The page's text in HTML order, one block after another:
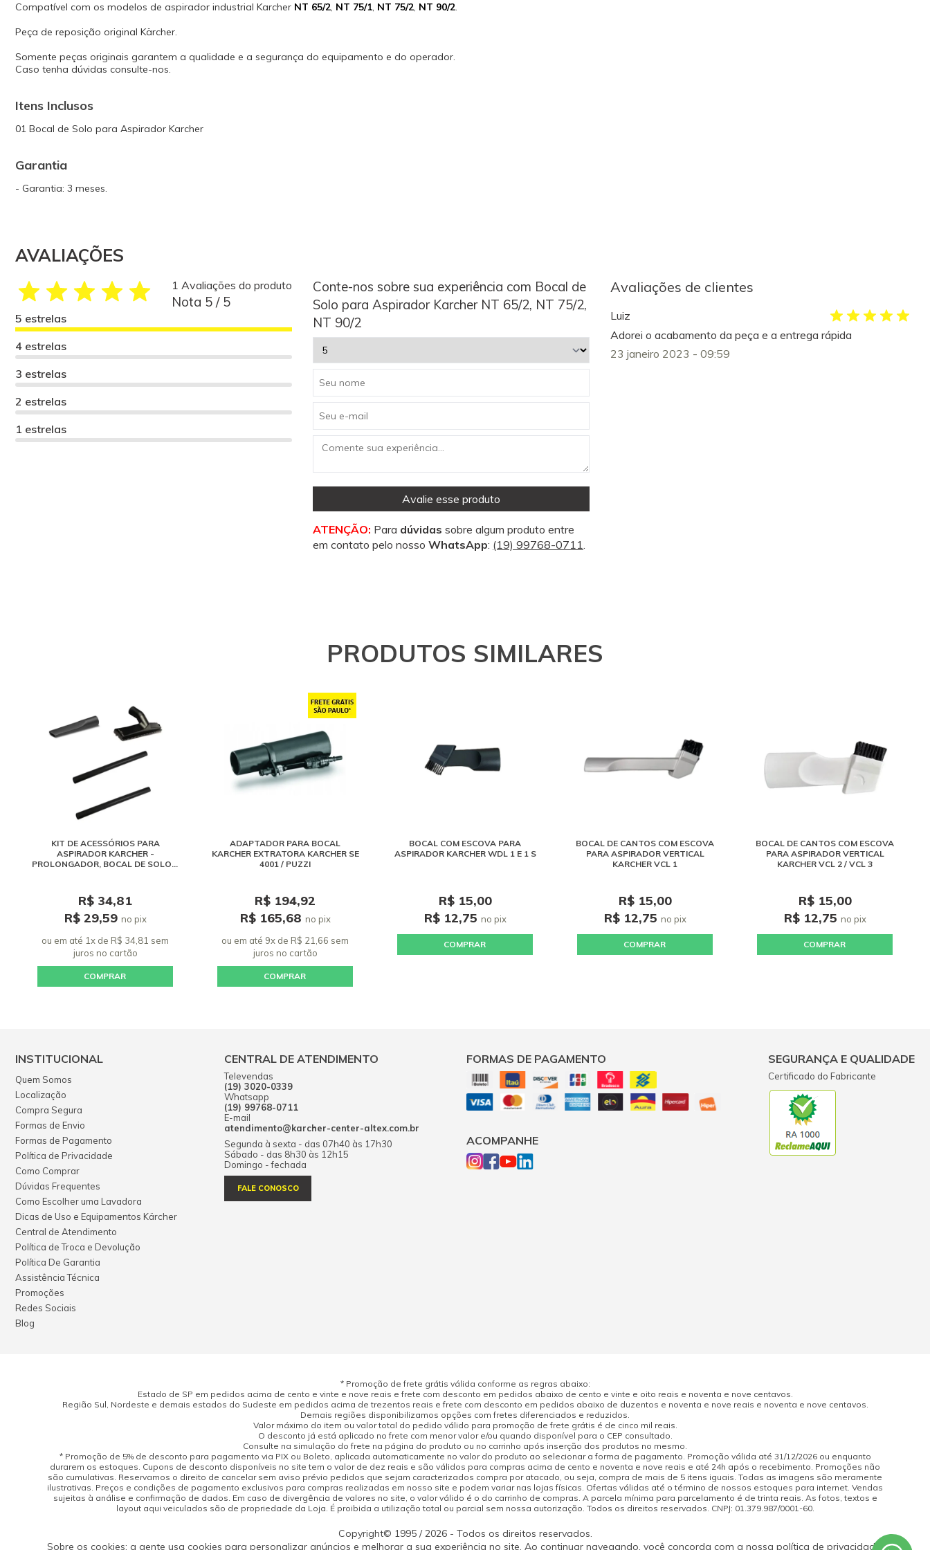
Compatível com os modelos de aspirador industrial Karcher NT 65/2, NT 75/1, NT 75/2, NT 90/2.
Peça de reposição original Kärcher.
Somente peças originais garantem a qualidade e a segurança do equipamento e do operador.
Caso tenha dúvidas consulte-nos.
Itens Inclusos
01 Bocal de Solo para Aspirador Karcher
Garantia
- Garantia: 3 meses.
AVALIAÇÕES
1 Avaliações do produto
Nota 5 / 5
5 estrelas
4 estrelas
3 estrelas
2 estrelas
1 estrelas
Conte-nos sobre sua experiência com Bocal de
Solo para Aspirador Karcher NT 65/2, NT 75/2,
NT 90/2
Avalie esse produto
ATENÇÃO: Para dúvidas sobre algum produto entre
em contato pelo nosso WhatsApp: (19) 99768-0711.
Avaliações de clientes
Luiz
Adorei o acabamento da peça e a entrega rápida
23 janeiro 2023 - 09:59
PRODUTOS SIMILARES
KIT DE ACESSÓRIOS PARA
ASPIRADOR KARCHER -
PROLONGADOR, BOCAL DE SOLO E
R$ 34,81
R$ 29,59 no pix
ou em até 1x de R$ 34,81 sem
juros no cartão
COMPRAR
ADAPTADOR PARA BOCAL
KARCHER EXTRATORA KARCHER SE
4001 / PUZZI
R$ 194,92
R$ 165,68 no pix
ou em até 9x de R$ 21,66 sem
juros no cartão
COMPRAR
BOCAL COM ESCOVA PARA
ASPIRADOR KARCHER WDL 1 E 1 S
R$ 15,00
R$ 12,75 no pix
COMPRAR
BOCAL DE CANTOS COM ESCOVA
PARA ASPIRADOR VERTICAL
KARCHER VCL 1
R$ 15,00
R$ 12,75 no pix
COMPRAR
BOCAL DE CANTOS COM ESCOVA
PARA ASPIRADOR VERTICAL
KARCHER VCL 2 / VCL 3
R$ 15,00
R$ 12,75 no pix
COMPRAR
INSTITUCIONAL
Quem Somos
Localização
Compra Segura
Formas de Envio
Formas de Pagamento
Política de Privacidade
Como Comprar
Dúvidas Frequentes
Como Escolher uma Lavadora
Dicas de Uso e Equipamentos Kärcher
Central de Atendimento
Política de Troca e Devolução
Política De Garantia
Assistência Técnica
Promoções
Redes Sociais
Blog
CENTRAL DE ATENDIMENTO
Televendas
(19) 3020-0339
Whatsapp
(19) 99768-0711
E-mail
atendimento@karcher-center-altex.com.br
Segunda à sexta - das 07h40 às 17h30
Sábado - das 8h30 às 12h15
Domingo - fechada
FALE CONOSCO
FORMAS DE PAGAMENTO
ACOMPANHE
SEGURANÇA E QUALIDADE
Certificado do Fabricante
* Promoção de frete grátis válida conforme as regras abaixo:
Estado de SP em pedidos acima de cento e vinte e nove reais e frete com desconto em pedidos abaixo de cento e vinte e oito reais e noventa e nove centavos.
Região Sul, Nordeste e demais estados do Sudeste em pedidos acima de trezentos reais e frete com desconto em pedidos abaixo de duzentos e noventa e nove reais e noventa e nove centavos.
Demais regiões disponibilizamos opções com fretes diferenciados e reduzidos.
Valor máximo do item ou valor total do pedido válido para promoção de frete grátis é de cinco mil reais.
O desconto já está aplicado no frete com menor valor e/ou quando disponível para o CEP consultado.
Consulte na simulação do frete na página do produto ou no carrinho após inserção dos produtos no mesmo.
* Promoção de 5% de desconto para pagamento via PIX ou Boleto, aplicada automaticamente no valor do produto ao selecionar a forma de pagamento. Promoção válida até 31/12/2026 ou enquanto
durarem os estoques. Cupons de desconto disponíveis no site tem o valor de dez reais e são válidos para compras acima de cento e noventa e nove reais e até 24h após o recebimento. Promoções não
são cumulativas. Reservamos o direito de cancelar sem aviso prévio pedidos que sejam caracterizados compra por atacado, ou seja, compra de mais de 5 itens iguais. Todas as imagens são meramente
ilustrativas. Preços e condições de pagamento exclusivos para compras realizadas em nosso site e podem variar nas lojas físicas. Ofertas válidas até o término de nossos estoques para internet. Vendas
sujeitas à análise e confirmação de dados. Em caso de divergência de valores no site, o valor válido é o do carrinho de compras. A parcela mínima para parcelamento é de trinta reais. As fotos, textos e
layout aqui veiculados são de propriedade da Loja. É proibida a utilização total ou parcial sem nossa autorização. Todos os direitos reservados. CNPJ: 01.379.987/0001-60.
Copyright© 1995 / 2026 - Todos os direitos reservados.
Sobre os cookies: a gente usa cookies para personalizar anúncios e melhorar a sua experiência no site. Ao continuar navegando, você concorda com a nossa política de privacidade.